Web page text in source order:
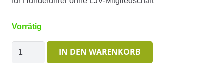
Vorrätig
ÜbungseinheitIN DEN WARENKORB